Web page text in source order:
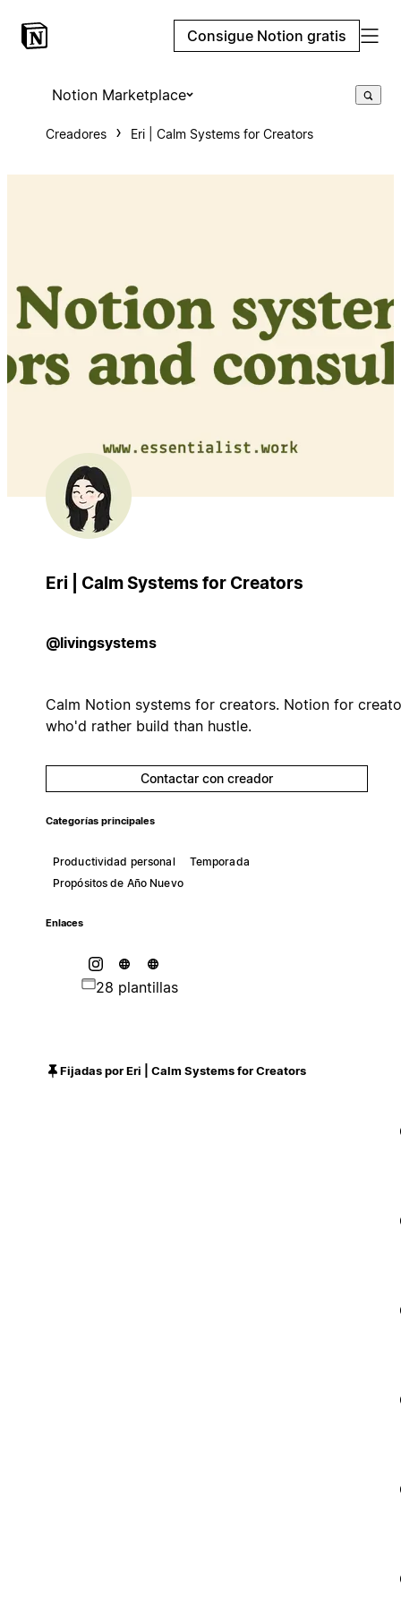
Consigue Notion gratis
Notion Marketplace
Creadores Eri | Calm Systems for Creators
Eri | Calm Systems for Creators
@livingsystems
Calm Notion systems for creators. Notion for
who'd rather build than hustle.
Contactar con creador
Categorías principales
Productividad personal
Temporada
Propósitos de Año Nuevo
Enlaces
28 plantillas
Fijadas por Eri | Calm Systems for Creators